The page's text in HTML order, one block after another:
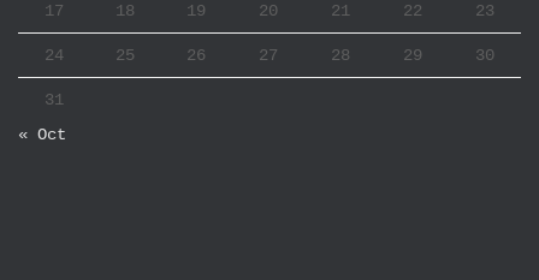
17 18 19 20 21 22 23
24 25 26 27 28 29 30
31
« Oct